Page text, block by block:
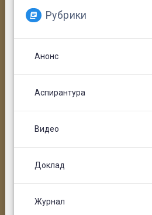
Рубрики
Анонс
Аспирантура
Видео
Доклад
Журнал